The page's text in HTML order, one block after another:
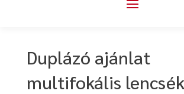
Duplázó ajánlat
multifokális